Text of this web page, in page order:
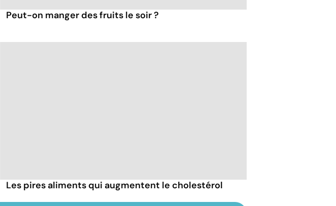
Peut-on manger des fruits le soir ?
Les pires aliments qui augmentent le cholestérol